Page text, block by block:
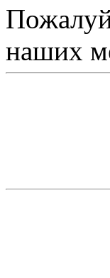
наших